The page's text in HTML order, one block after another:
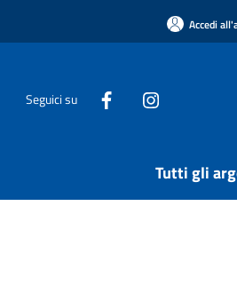
Accedi
Seguici su
Tutti gli